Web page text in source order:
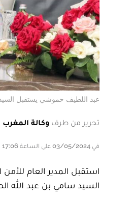
عبد اللطيف حموشي يستقبل السيد
تحرير من طرف وكالة المغرب
في 03/05/2024 على الساعة 17:06
السيد سامي بن عبد الله